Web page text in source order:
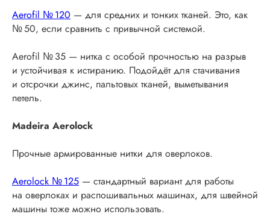
Aerofil № 120 — для средних и тонких тканей. Это, как
№ 50, если сравнить с привычной системой.
Aerofil № 35 — нитка с особой прочностью на разрыв
и устойчивая к истиранию. Подойдёт для стачивания
и отсрочки джинс, пальтовых тканей, выметывания
петель.
Madeira Aerolock
Прочные армированные нитки для оверлоков.
Aerolock № 125 — стандартный вариант для работы
на оверлоках и распошивальных машинах, для швейной
машины тоже можно использовать.